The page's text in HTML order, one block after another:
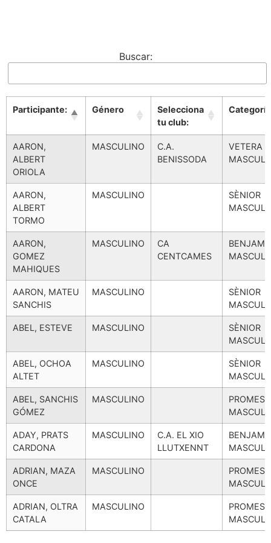
Buscar:
Participante: Género
Selecciona
tu club:
Categoría
Participante: Género
Selecciona
tu club:
Categoría
AARON,
ALBERT
ORIOLA
MASCULINO
C.A.
BENISSODA
VETERA A
AARON,
ALBERT
TORMO
MASCULINO
SÈNIOR
AARON,
GOMEZ
MAHIQUES
MASCULINO
CA
CENTCAMES
BENJAMÍ
AARON, MATEU
SANCHIS
MASCULINO
SÈNIOR
ABEL, ESTEVE MASCULINO
SÈNIOR
ABEL, OCHOA
ALTET
MASCULINO
SÈNIOR
ABEL, SANCHIS
GÓMEZ
MASCULINO
PROMESA
ADAY, PRATS
CARDONA
MASCULINO
C.A. EL XIO
LLUTXENNT
BENJAMÍ
ADRIAN, MAZA
ONCE
MASCULINO
PROMESA
ADRIAN, OLTRA
CATALA
MASCULINO
PROMESA